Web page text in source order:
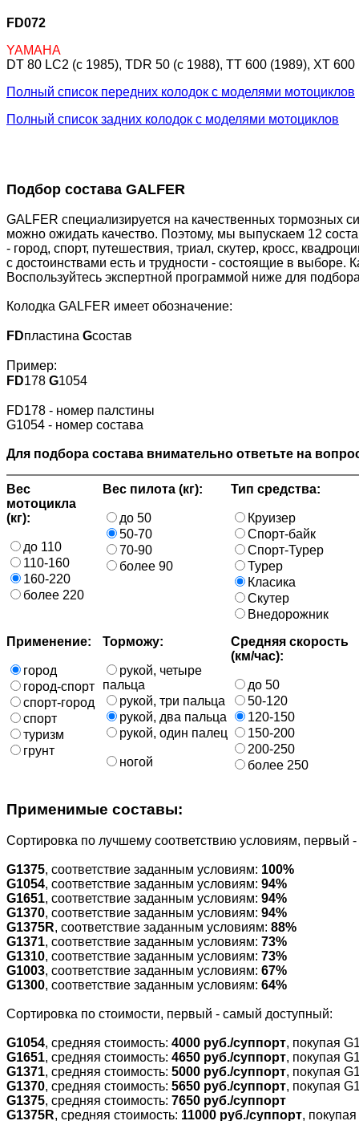
FD072
YAMAHA
DT 80 LC2 (c 1985), TDR 50 (c 1988), TT 600 (1989), XT
Полный список передних колодок с моделями мотоциклов
Полный список задних колодок с моделями мотоциклов
Подбор состава GALFER
GALFER специализируется на качественных тормозных
можно ожидать качество. Поэтому, мы выпускаем 12
- город, спорт, путешествия, триал, скутер, кросс,
с достоинствами есть и трудности - состоящие в выборе.
Воспользуйтесь экспертной программой ниже для
Колодка GALFER имеет обозначение:
FDпластина Gсостав
Пример:
FD178 G1054
FD178 - номер палстины
G1054 - номер состава
Для подбора состава внимательно ответьте на
Вес
мотоцикла
(кг):
до 110
110-160
160-220
более 220
Вес пилота (кг):
до 50
50-70
70-90
более 90
Тип средства:
Круизер
Спорт-байк
Спорт-Турер
Турер
Класика
Скутер
Внедорожник
Применение:
город
город-спорт
спорт-город
спорт
туризм
грунт
Торможу:
рукой, четыре
пальца
рукой, три пальца
рукой, два пальца
рукой, один палец
ногой
Средняя скорость
(км/час):
до 50
50-120
120-150
150-200
200-250
более 250
Применимые составы:
Cортировка по лучшему соответствию условиям, первый
G1375, соответствие заданным условиям: 100%
G1054, соответствие заданным условиям: 94%
G1651, соответствие заданным условиям: 94%
G1370, соответствие заданным условиям: 94%
G1375R, соответствие заданным условиям: 88%
G1371, соответствие заданным условиям: 73%
G1310, соответствие заданным условиям: 73%
G1003, соответствие заданным условиям: 67%
G1300, соответствие заданным условиям: 64%
Cортировка по стоимости, первый - самый доступный:
G1054, средняя стоимость: 4000 руб./суппорт, покупая
G1651, средняя стоимость: 4650 руб./суппорт, покупая
G1371, средняя стоимость: 5000 руб./суппорт, покупая
G1370, средняя стоимость: 5650 руб./суппорт, покупая
G1375, средняя стоимость: 7650 руб./суппорт
G1375R, средняя стоимость: 11000 руб./суппорт,